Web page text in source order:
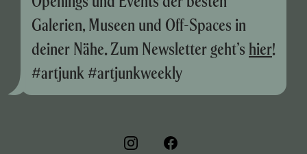
Galerien, Museen und Off-Spaces in
deiner Nähe. Zum Newsletter geht’s hier!
#artjunk #artjunkweekly